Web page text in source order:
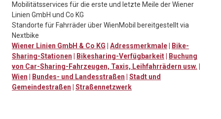
Mobilitätsservices für die erste und letzte Meile der Wiener
Linien GmbH und Co KG
Standorte für Fahrräder über WienMobil bereitgestellt via
Nextbike
Wiener Linien GmbH & Co KG
Adressmerkmale
Bike-
Sharing-Stationen
Bikesharing-Verfügbarkeit
Buchung
von Car-Sharing-Fahrzeugen, Taxis, Leihfahrrädern usw.
Wien
Bundes- und Landesstraßen
Stadt und
Gemeindestraßen
Straßennetzwerk